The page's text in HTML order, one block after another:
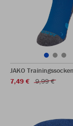
JAKO Trainingssocken
7,49 €
9,99 €